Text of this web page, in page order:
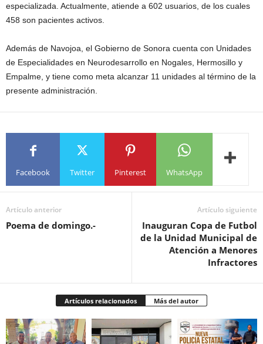
especializada. Actualmente, atiende a 602 usuarios, de los cuales
458 son pacientes activos.
Además de Navojoa, el Gobierno de Sonora cuenta con Unidades
de Especialidades en Neurodesarrollo en Nogales, Hermosillo y
Empalme, y tiene como meta alcanzar 11 unidades al término de la
presente administración.
Facebook Twitter Pinterest WhatsApp
Artículo anterior
Poema de domingo.-
Artículo siguiente
Inauguran Copa de Futbol
de la Unidad Municipal de
Atención a Menores
Infractores
Artículos relacionados Más del autor